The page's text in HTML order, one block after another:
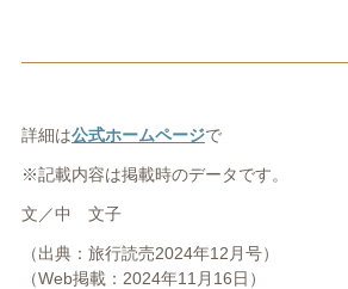
詳細は公式ホームページで
※記載内容は掲載時のデータです。
文／中 文子
（出典：旅行読売2024年12月号）
（Web掲載：2024年11月16日）